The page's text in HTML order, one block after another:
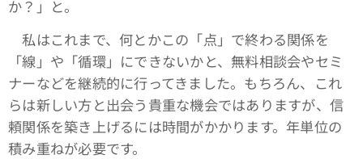
か？」と。
私はこれまで、何とかこの「点」で終わる関係を
「線」や「循環」にできないかと、無料相談会やセミ
ナーなどを継続的に行ってきました。もちろん、これ
らは新しい方と出会う貴重な機会ではありますが、信
頼関係を築き上げるには時間がかかります。年単位の
積み重ねが必要です。